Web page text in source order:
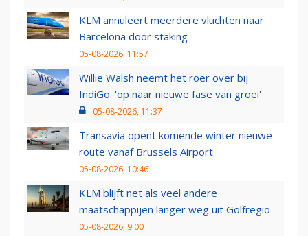
KLM annuleert meerdere vluchten naar
Barcelona door staking
05-08-2026, 11:57
Willie Walsh neemt het roer over bij
IndiGo: 'op naar nieuwe fase van groei'
05-08-2026, 11:37
Transavia opent komende winter nieuwe
route vanaf Brussels Airport
05-08-2026, 10:46
KLM blijft net als veel andere
maatschappijen langer weg uit Golfregio
05-08-2026, 9:00